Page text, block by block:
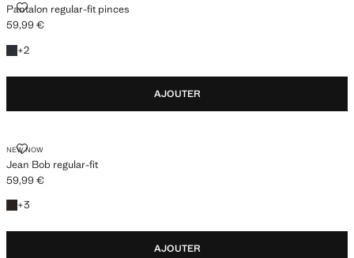
Pantalon regular-fit pinces
PANTALON REGULAR-FIT PINCES
Prix actuel [59,99 € ]
59,99 €
+2
+2 couleurs
AJOUTER
NEW NOW
Jean Bob regular-fit
JEAN BOB REGULAR-FIT
Prix actuel [59,99 € ]
59,99 €
+3
+3 couleurs
AJOUTER